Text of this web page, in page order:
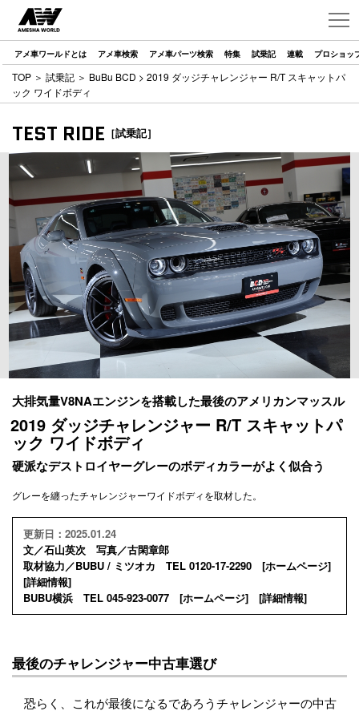
アメ車ワールドとは アメ車検索 アメ車パーツ検索 特集 試乗記 連載 プロショッ
TOP ＞ 試乗記 ＞ BuBu BCD > 2019 ダッジチャレンジャー R/T スキャットパ
ック ワイドボディ
TEST RIDE ［試乗記］
大排気量V8NAエンジンを搭載した最後のアメリカンマッスル
2019 ダッジチャレンジャー R/T スキャットパ
ック ワイドボディ
硬派なデストロイヤーグレーのボディカラーがよく似合う
グレーを纏ったチャレンジャーワイドボディを取材した。
更新日：2025.01.24
文／石山英次 写真／古閑章郎
取材協力／BUBU / ミツオカ TEL 0120-17-2290 [ホームページ]
[詳細情報]
BUBU横浜 TEL 045-923-0077 [ホームページ] [詳細情報]
最後のチャレンジャー中古車選び
恐らく、これが最後になるであろうチャレンジャーの中古